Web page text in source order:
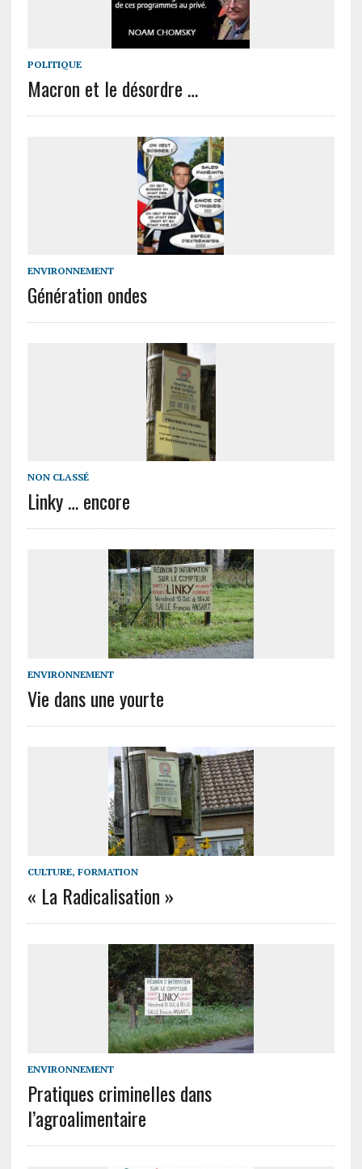
POLITIQUE
Macron et le désordre …
ENVIRONNEMENT
Génération ondes
NON CLASSÉ
Linky … encore
ENVIRONNEMENT
Vie dans une yourte
CULTURE, FORMATION
« La Radicalisation »
ENVIRONNEMENT
Pratiques criminelles dans
l’agroalimentaire